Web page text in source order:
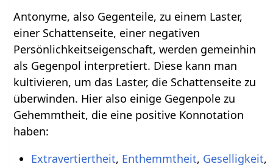
Antonyme, also Gegenteile, zu einem Laster,
einer Schattenseite, einer negativen
Persönlichkeitseigenschaft, werden gemeinhin
als Gegenpol interpretiert. Diese kann man
kultivieren, um das Laster, die Schattenseite zu
überwinden. Hier also einige Gegenpole zu
Gehemmtheit, die eine positive Konnotation
haben:
Extravertiertheit, Enthemmtheit, Geselligkeit,